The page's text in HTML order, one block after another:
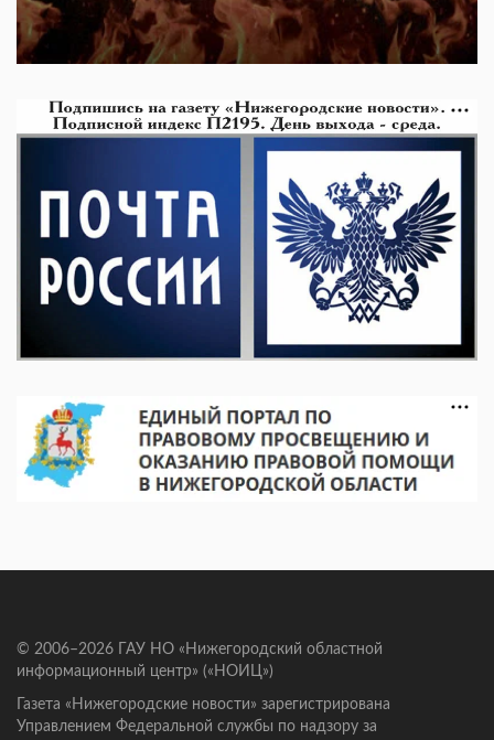
© 2006–2026 ГАУ НО «Нижегородский областной
информационный центр» («НОИЦ»)
Газета «Нижегородские новости» зарегистрирована
Управлением Федеральной службы по надзору за